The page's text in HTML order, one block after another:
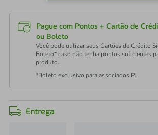
Pague com Pontos + Cartão de
ou Boleto
Você pode utilizar seus Cartões de Crédito
Boleto* caso não tenha pontos suficientes
produto.
*Boleto exclusivo para associados PJ
Entrega